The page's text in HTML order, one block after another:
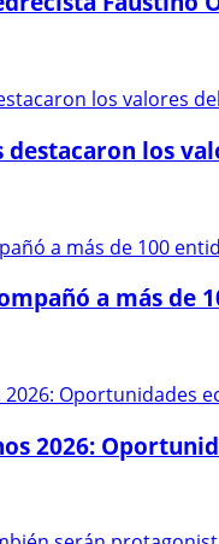
destacaron los
a más de
2026: